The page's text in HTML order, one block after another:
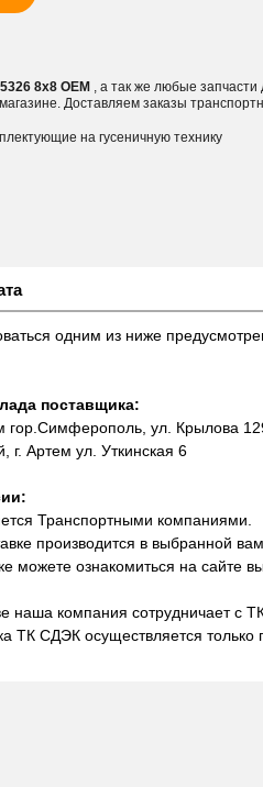
8x8 OEM , а так же любые запчасти
Доставляем заказы
на гусеничную технику
одним из ниже
поставщика:
гор.Симферополь, ул. Крылова
г. Артем ул. Уткинская 6
Транспортными компаниями.
производится в выбранной
можете ознакомиться на сайте
наша компания сотрудничает с
ТК СДЭК осуществляется только